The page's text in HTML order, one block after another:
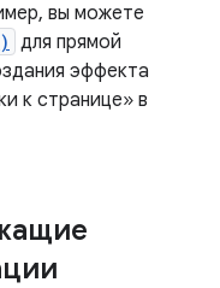
вы можете
для прямой
эффекта
к странице» в